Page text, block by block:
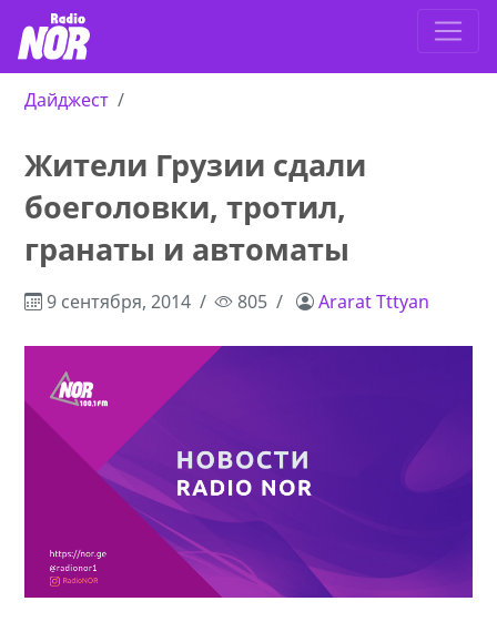
Дайджест
Жители Грузии сдали
боеголовки, тротил,
гранаты и автоматы
9 сентября, 2014 805 Ararat Tttyan